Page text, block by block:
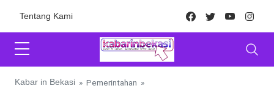
Tentang Kami Facebook
TwitterYoutube
Kabar in Bekasi » Pemerintahan »